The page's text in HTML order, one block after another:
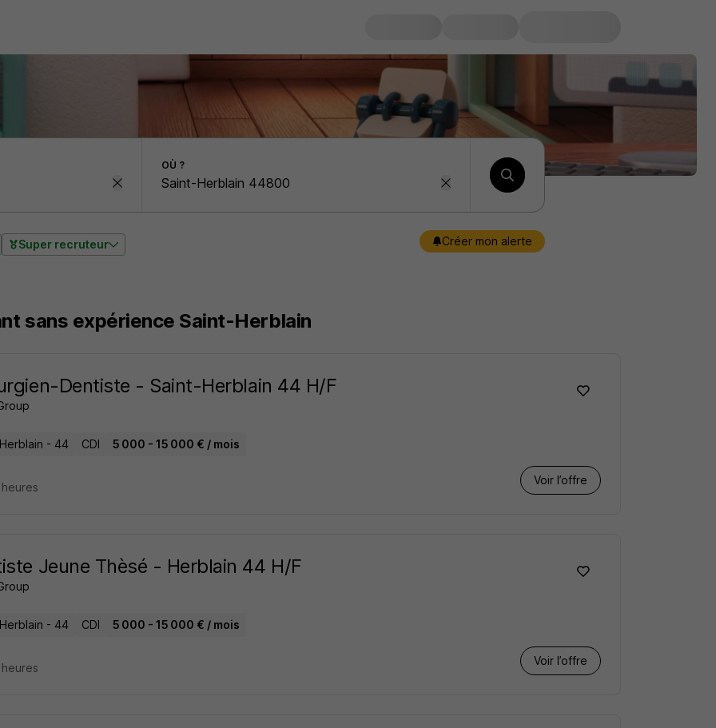
OÙ ?
Super recruteur Créer mon alerte
sans expérience Saint-Herblain
Dentiste - Saint-Herblain 44 H/F
- 44 CDI 5 000 - 15 000 € / mois
Voir l’offre
Jeune Thèsé - Herblain 44 H/F
- 44 CDI 5 000 - 15 000 € / mois
Voir l’offre